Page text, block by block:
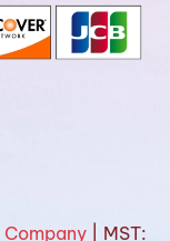
Company | MST: